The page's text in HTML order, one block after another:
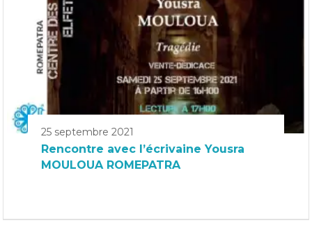
25 septembre 2021
Rencontre avec l’écrivaine Yousra
MOULOUA ROMEPATRA